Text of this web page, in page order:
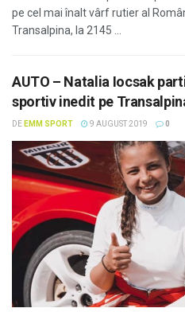
pe cel mai înalt vârf rutier al
Transalpina, la 2145 ...
AUTO – Natalia Iocsak
sportiv inedit pe
DE EMM SPORT 9 AUGUST 2019 0